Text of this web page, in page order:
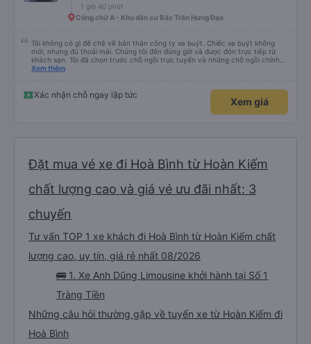
1 giờ 40 phút
Cổng chữ A - Khu dân cư Bắc Trần Hưng Đạo
Tôi không có gì để chê về bản thân công ty xe buýt. Chiếc xe buýt không
mới, nhưng đủ thoải mái. Chúng tôi đến đúng giờ và được đón trực tiếp từ
khách sạn. Tôi đã chọn trước chỗ ngồi trực tuyến và những chỗ ngồi chính
xác đó đã có sẵn khi chúng tôi lên xe — mọi thứ đều được sắp xếp và như
khi theo cách không hoàn toàn an toàn. Công bằng mà nói, tôi nghĩ điều này
liên quan nhiều đến con đường hơn là tài xế. Đoạn đường này thực sự đầy
thử thách, căng thẳng và đòi hỏi rất nhiều sự tập trung. Chỉ là cần phải
Xem thêm
Xác nhận chỗ ngay lập tức
Xem giá
Đặt mua vé xe đi Hoà Bình từ Hoàn Kiếm
chất lượng cao và giá vé ưu đãi nhất: 3
chuyến
Tư vấn TOP 1 xe khách đi Hoà Bình từ Hoàn Kiếm chất
lượng cao, uy tín, giá rẻ nhất 08/2026
🚌 1. Xe Anh Dũng Limousine khởi hành tại Số 1
Tràng Tiền
Những câu hỏi thường gặp về tuyến xe từ Hoàn Kiếm đi
Hoà Bình